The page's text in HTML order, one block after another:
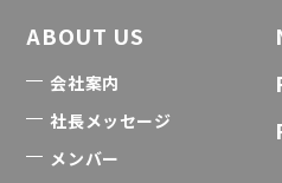
ABOUT US
会社案内
社長メッセージ
メンバー